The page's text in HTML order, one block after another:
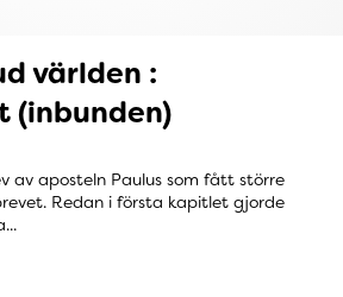
världen :
(inbunden)
av aposteln Paulus som fått större
Redan i första kapitlet gjorde